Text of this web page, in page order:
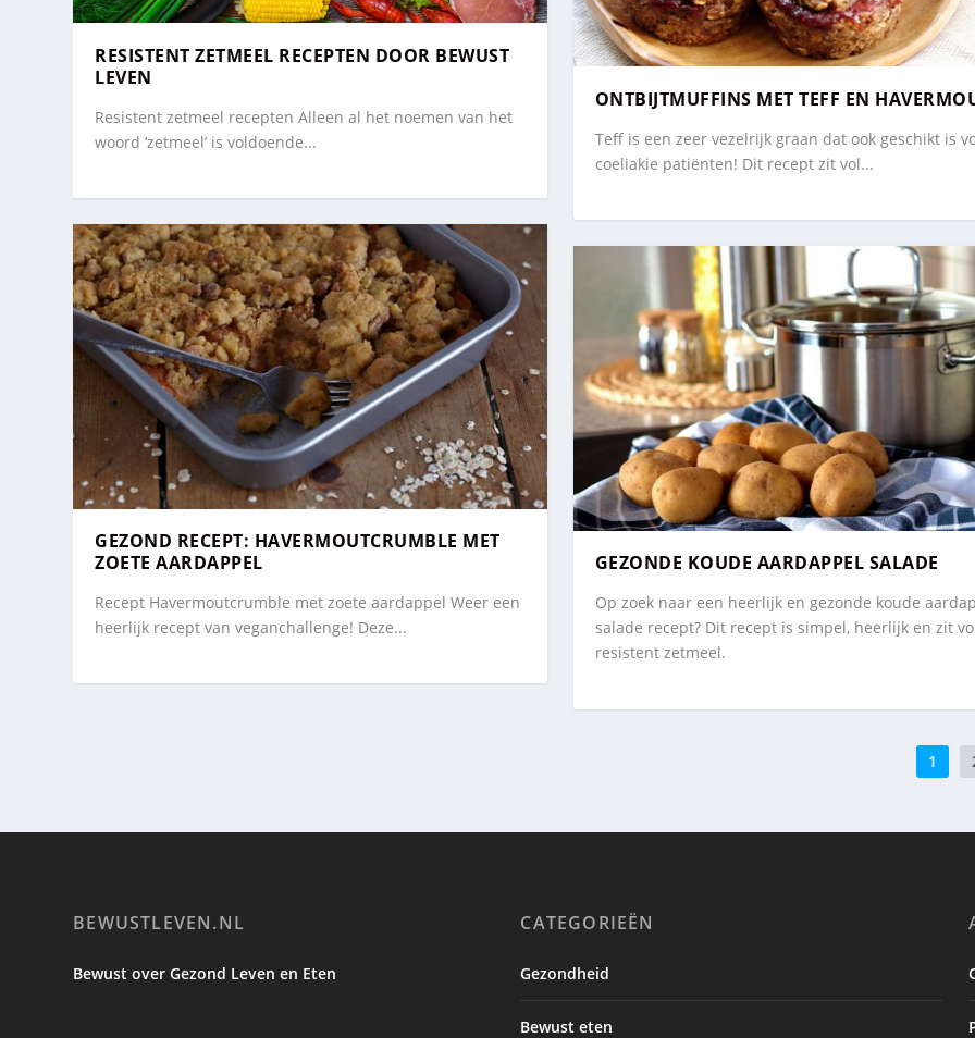
RESISTENT ZETMEEL RECEPTEN DOOR BEWUST
LEVEN
Resistent zetmeel recepten Alleen al het noemen van het
woord ‘zetmeel’ is voldoende...
GEZOND RECEPT: HAVERMOUTCRUMBLE MET
ZOETE AARDAPPEL
Recept Havermoutcrumble met zoete aardappel Weer een
heerlijk recept van veganchallenge! Deze...
ONTBIJTMUFFINS MET TEFF EN
Teff is een zeer vezelrijk graan dat ook geschikt is
coeliakie patiënten! Dit recept zit vol...
GEZONDE KOUDE AARDAPPEL SALADE
Op zoek naar een heerlijk en gezonde koude
salade recept? Dit recept is simpel, heerlijk en zit
resistent zetmeel.
1
BEWUSTLEVEN.NL
Bewust over Gezond Leven en Eten
CATEGORIEËN
Gezondheid
Bewust eten